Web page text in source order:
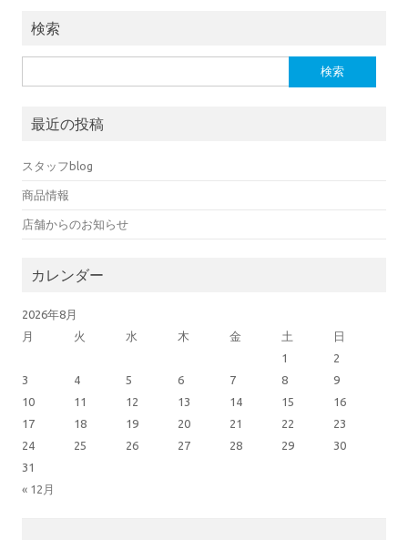
検索
最近の投稿
スタッフblog
商品情報
店舗からのお知らせ
カレンダー
2026年8月
月
火 水 木 金 土 日
« 12月
1
2
3
4 5 6 7 8
9
10
11 12 13 14 15
16
17
18 19 20 21 22
23
24
25 26 27 28 29
30
31